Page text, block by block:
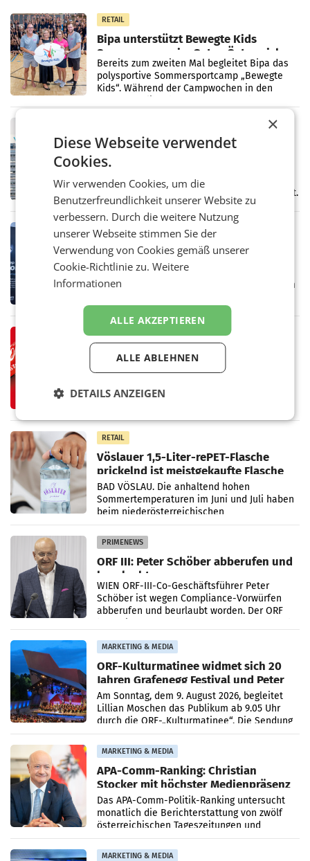
RETAIL
Bipa unterstützt Bewegte Kids
Sommercamps im Osten Österreichs
Bereits zum zweiten Mal begleitet Bipa das
polysportive Sommersportcamp „Bewegte
Kids“. Während der Campwochen in den
voestalpine verzeichnet solides
erstes Quartal und steigert EBITDA
Der voestalpine-Konzern hat im 1. Quartal
des Geschäftsjahres 2026/27 (1. April bis 30.
Juni 2026) ein solides Ergebnis erwirtschaftet.
Der Umsatz stieg im Vergleich zur
Vorjahresperiode
RETAIL
Kühl-Spray: SN Sports bringt „Keep
Cool“ auf den Markt
Die SN Sports GmbH bringt gemeinsam mit
der Firma Feygenblatt FloGu OG einen neuen
Markt. Das Produkt namens „Keep Cool“ ist zu
100 Prozent
Coca-Cola präsentiert
weiterentwickelte visuelle
weiterentwickelte visuelle Identität seiner
Mittelpunkt des Redesigns stehen zentrale
Gestaltungselemente
RETAIL
Vöslauer 1,5-Liter-rePET-Flasche
prickelnd ist meistgekaufte Flasche
Österreichs
BAD VÖSLAU. Die anhaltend hohen
Sommertemperaturen im Juni und Juli haben
beim niederösterreichischen
Getränkehersteller Vöslauer zu deutlichen
Absatzzuwächsen geführt. Während
PRIMENEWS
ORF III: Peter Schöber abberufen und
beurlaubt
WIEN ORF-III-Co-Geschäftsführer Peter
Schöber ist wegen Compliance-Vorwürfen
abberufen und beurlaubt worden. Der ORF
MARKETING & MEDIA
ORF-Kulturmatinee widmet sich 20
Jahren Grafenegg Festival und Peter
Simonischek
Am Sonntag, dem 9. August 2026, begleitet
Lillian Moschen das Publikum ab 9.05 Uhr
durch die ORF-„Kulturmatinee“. Die Sendung
startet mit der Dokumentation „20 Jahre
Grafenegg
MARKETING & MEDIA
APA-Comm-Ranking: Christian
Stocker mit höchster Medienpräsenz
im Juli
Das APA-Comm-Politik-Ranking untersucht
monatlich die Berichterstattung von zwölf
österreichischen Tageszeitungen und
analysiert, welche Politikerinnen und
Politiker Österreichs die
MARKETING & MEDIA
×
Diese Webseite verwendet
Cookies.
Wir verwenden Cookies, um die
Benutzerfreundlichkeit unserer Website zu
verbessern. Durch die weitere Nutzung
unserer Webseite stimmen Sie der
Verwendung von Cookies gemäß unserer
Cookie-Richtlinie zu.Weitere
Informationen
ALLE AKZEPTIEREN
ALLE ABLEHNEN
DETAILS ANZEIGEN